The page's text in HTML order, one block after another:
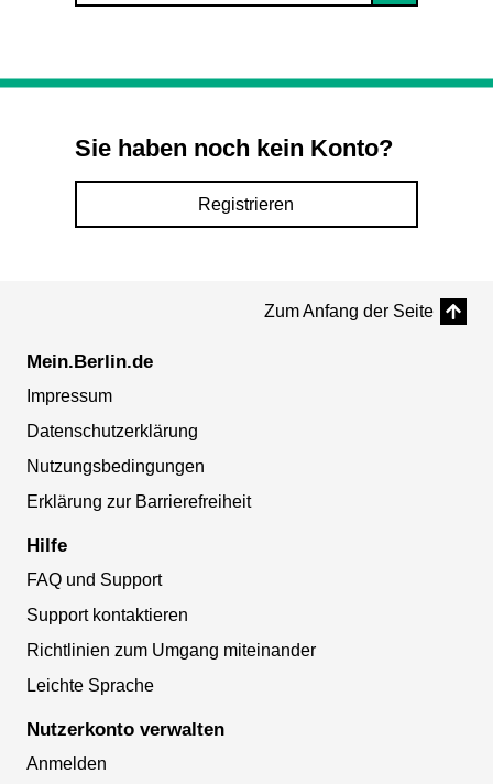
Sie haben noch kein Konto?
Registrieren
Zum Anfang der Seite
Mein.Berlin.de
Impressum
Datenschutzerklärung
Nutzungsbedingungen
Erklärung zur Barrierefreiheit
Hilfe
FAQ und Support
Support kontaktieren
Richtlinien zum Umgang miteinander
Leichte Sprache
Nutzerkonto verwalten
Anmelden